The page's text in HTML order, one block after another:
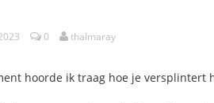
0 thalmaray
hoorde ik traag hoe je versplintert